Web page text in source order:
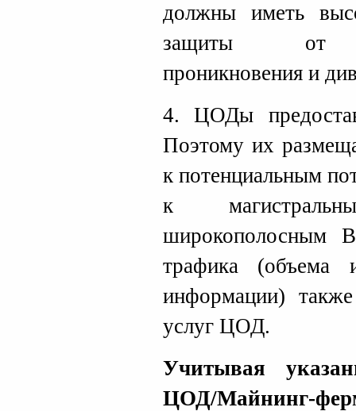
должны иметь
защиты от
проникновения и
4. ЦОДы
Поэтому их
к потенциальным
к
широкополосным
трафика (объема
информации)
услуг ЦОД.
Учитывая
ЦОД/Майнинг-